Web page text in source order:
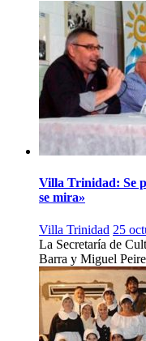
Villa Trinidad: Se
se mira»
Villa Trinidad 25
La Secretaría de
Barra y Miguel